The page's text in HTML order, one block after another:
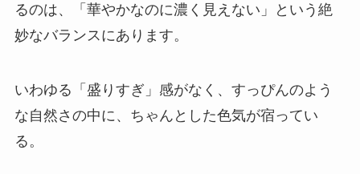
るのは、「華やかなのに濃く見えない」という絶
妙なバランスにあります。
いわゆる「盛りすぎ」感がなく、すっぴんのよう
な自然さの中に、ちゃんとした色気が宿ってい
る。